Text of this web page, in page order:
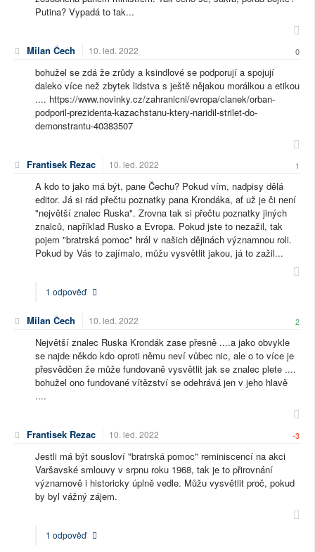
Putina? Vypadá to tak...
Milan Čech 10. led. 2022 0
bohužel se zdá že zrůdy a ksindlové se podporují a spojují
daleko více než zbytek lidstva s ještě nějakou morálkou a etikou
.... https://www.novinky.cz/zahranicni/evropa/clanek/orban-
podporil-prezidenta-kazachstanu-ktery-naridil-strilet-do-
demonstrantu-40383507
Frantisek Rezac 10. led. 2022 1
A kdo to jako má být, pane Čechu? Pokud vím, nadpisy dělá
editor. Já si rád přečtu poznatky pana Krondáka, ať už je či není
"největší znalec Ruska". Zrovna tak si přečtu poznatky jiných
znalců, například Rusko a Evropa. Pokud jste to nezažil, tak
pojem "bratrská pomoc" hrál v našich dějinách významnou roli.
Pokud by Vás to zajímalo, můžu vysvětlit jakou, já to zažil...
1 odpověď
Milan Čech 10. led. 2022 2
Největší znalec Ruska Krondák zase přesně ....a jako obvykle
se najde někdo kdo oproti němu neví vůbec nic, ale o to více je
přesvědčen že může fundovaně vysvětlit jak se znalec plete ....
bohužel ono fundované vítězství se odehrává jen v jeho hlavě
....
Frantisek Rezac 10. led. 2022 -3
Jestli má být sousloví "bratrská pomoc" reminiscencí na akci
Varšavské smlouvy v srpnu roku 1968, tak je to přirovnání
významově i historicky úplně vedle. Můžu vysvětlit proč, pokud
by byl vážný zájem.
1 odpověď